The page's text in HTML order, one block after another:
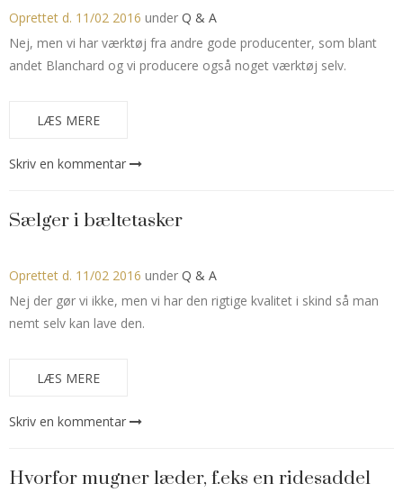
Oprettet d. 11/02 2016 under Q & A
Nej, men vi har værktøj fra andre gode producenter, som blant
andet Blanchard og vi producere også noget værktøj selv.
LÆS MERE
Skriv en kommentar
Sælger i bæltetasker
Oprettet d. 11/02 2016 under Q & A
Nej der gør vi ikke, men vi har den rigtige kvalitet i skind så man
nemt selv kan lave den.
LÆS MERE
Skriv en kommentar
Hvorfor mugner læder, f.eks en ridesaddel